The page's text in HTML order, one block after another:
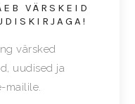
VÄRSKEID
värsked
uudised ja
mailile.